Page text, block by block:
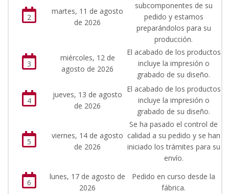
2
martes, 11 de agosto
de 2026
subcomponentes de su
pedido y estamos
preparándolos para su
producción.
3
miércoles, 12 de
agosto de 2026
El acabado de los productos
incluye la impresión o
grabado de su diseño.
4
jueves, 13 de agosto
de 2026
El acabado de los productos
incluye la impresión o
grabado de su diseño.
5
viernes, 14 de agosto
de 2026
Se ha pasado el control de
calidad a su pedido y se han
iniciado los trámites para su
envío.
6
lunes, 17 de agosto de
2026
Pedido en curso desde la
fábrica.